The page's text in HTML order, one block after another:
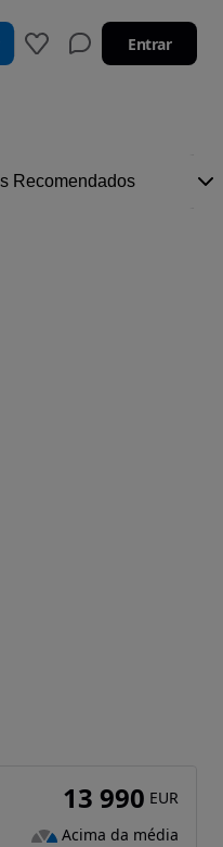
Entrar
13 990 EUR
Acima da média